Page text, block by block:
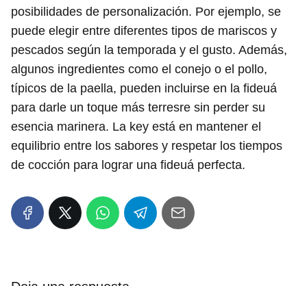
posibilidades de personalización. Por ejemplo, se
puede elegir entre diferentes tipos de mariscos y
pescados según la temporada y el gusto. Además,
algunos ingredientes como el conejo o el pollo,
típicos de la paella, pueden incluirse en la fideuá
para darle un toque más terresre sin perder su
esencia marinera. La key está en mantener el
equilibrio entre los sabores y respetar los tiempos
de cocción para lograr una fideuá perfecta.